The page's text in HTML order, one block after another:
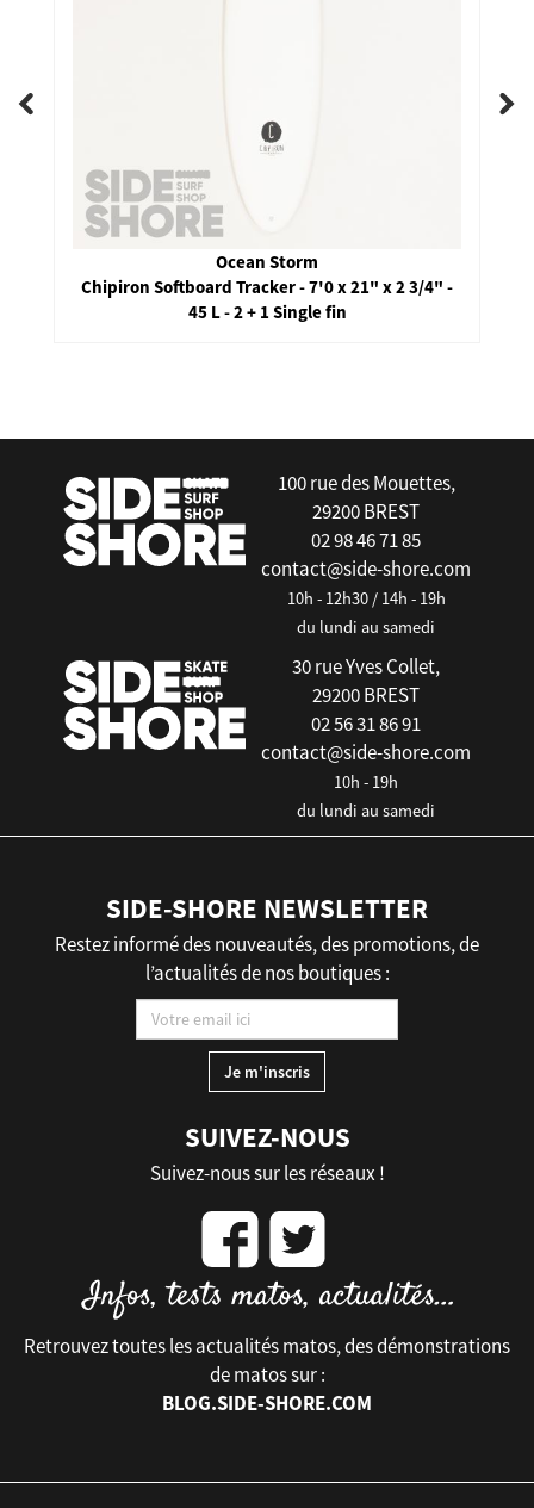
Ocean Storm
Chipiron Softboard Tracker - 7'0 x 21" x 2 3/4" -
45 L - 2 + 1 Single fin
100 rue des Mouettes,
29200 BREST
02 98 46 71 85
contact@side-shore.com
10h - 12h30 / 14h - 19h
du lundi au samedi
30 rue Yves Collet,
29200 BREST
02 56 31 86 91
contact@side-shore.com
10h - 19h
du lundi au samedi
SIDE-SHORE NEWSLETTER
Restez informé des nouveautés, des promotions, de
l’actualités de nos boutiques :
SUIVEZ-NOUS
Suivez-nous sur les réseaux !
Retrouvez toutes les actualités matos, des démonstrations
de matos sur :
BLOG.SIDE-SHORE.COM